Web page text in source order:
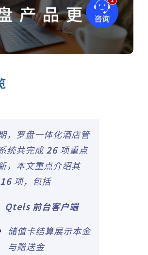
，罗盘一体化酒店管
统共完成26项重点
，本文重点介绍其
16项，包括
Qtels 前台客户端
储值卡结算展示本金
与赠送金